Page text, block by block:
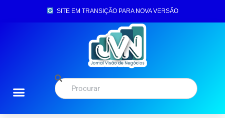
SITE EM TRANSIÇÃO PARA NOVA VERSÃO